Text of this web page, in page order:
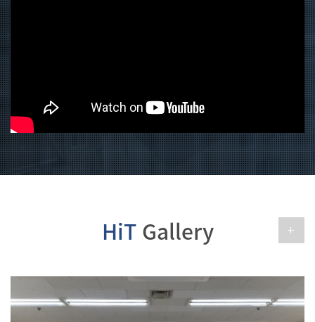
hrd지역·산업 맞춤형 인력 양성 사업... [대전보건대학교 HRD사업단] 지역·산업 ...
HiTGallery